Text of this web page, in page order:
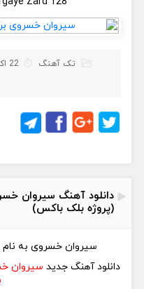
تک آهنگ 22 اکتبر 2024
دانلود آهنگ سیروان
(پروژه بلک باکس)
سیروان خسروی به
دانلود آهنگ جدید سیروان